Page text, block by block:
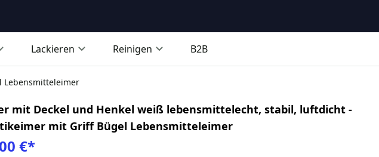
Lackieren Reinigen B2B
Lebensmitteleimer
mit Deckel und Henkel weiß lebensmittelecht, stabil, luftdicht -
mit Griff Bügel Lebensmitteleimer
€*